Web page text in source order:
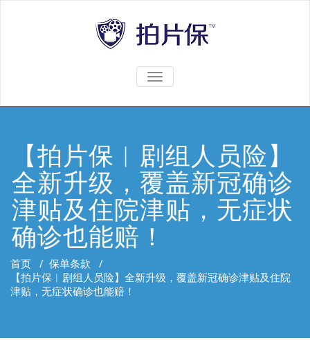
TOGGLE
【拍片保︱剧组人员险】
全新升级，覆盖新冠确诊
津贴及住院津贴，无症状
确诊也能赔！
首页 / 保单条款 /
【拍片保︱剧组人员险】全新升级，覆盖新冠确诊津贴及住院
津贴，无症状确诊也能赔！